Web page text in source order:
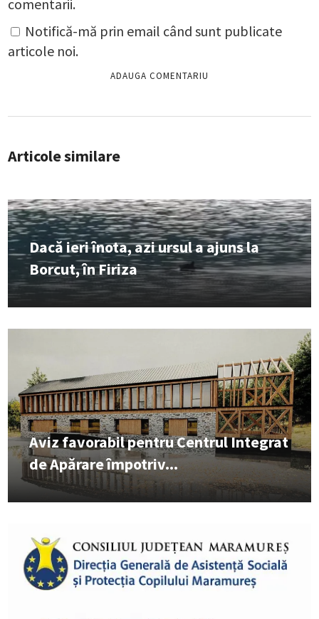
comentarii.
Notifică-mă prin email când sunt publicate
articole noi.
Articole similare
Dacă ieri înota, azi ursul a ajuns la
Borcut, în Firiza
Aviz favorabil pentru Centrul Integrat
de Apărare împotriv...